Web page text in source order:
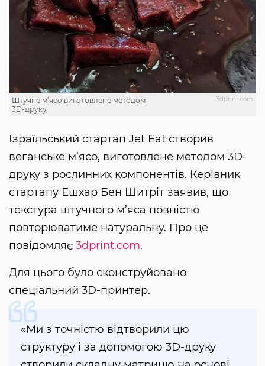
3dprint.com
Штучне м’ясо виготовлене методом
3D-друку
Ізраїльський стартап Jet Eat створив
веганське м’ясо, виготовлене методом 3D-
друку з рослинних компонентів. Керівник
стартапу Ешхар Бен Шитріт заявив, що
текстура штучного м’яса повністю
повторюватиме натуральну. Про це
повідомляє 3dprint.com.
Для цього було сконструйовано
спеціальний 3D-принтер.
«Ми з точністю відтворили цю
структуру і за допомогою 3D-друку